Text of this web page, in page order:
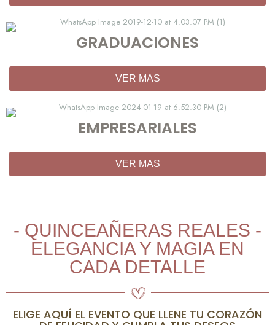
GRADUACIONES
VER MAS
EMPRESARIALES
VER MAS
- QUINCEAÑERAS REALES -
ELEGANCIA Y MAGIA EN
CADA DETALLE
ELIGE AQUÍ EL EVENTO QUE LLENE TU CORAZÓN